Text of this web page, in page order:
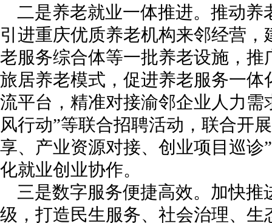
二是养老就业一体推进。推动
引进重庆优质养老机构来邻经营
老服务综合体等一批养老设施，推
旅居养老模式，促进养老服务一
流平台，精准对接渝邻企业人力需
风行动”等联合招聘活动，联合开
享、产业资源对接、创业项目巡诊
化就业创业协作。
三是数字服务便捷高效。加快
级，打造民生服务、社会治理、